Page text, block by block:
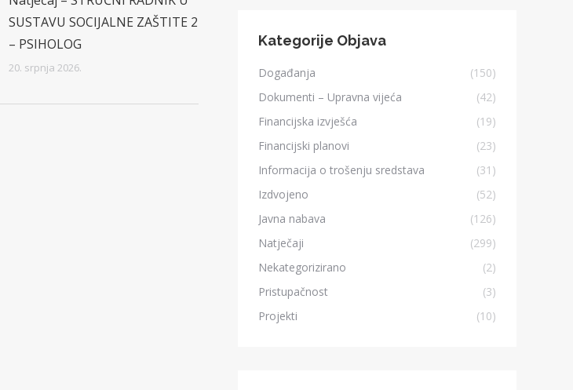
SUSTAVU SOCIJALNE ZAŠTITE 2
– PSIHOLOG
20. srpnja 2026.
Kategorije Objava
Događanja
(150)
Dokumenti – Upravna vijeća
(42)
Financijska izvješća
(19)
Financijski planovi
(23)
Informacija o trošenju sredstava
(31)
Izdvojeno
(52)
Javna nabava
(126)
Natječaji
(299)
Nekategorizirano
(2)
Pristupačnost
(3)
Projekti
(10)